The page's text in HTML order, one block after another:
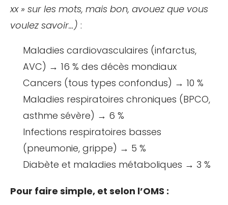
xx » sur les mots, mais bon, avouez que vous
voulez savoir…) :
Maladies cardiovasculaires (infarctus,
AVC) → 16 % des décès mondiaux
Cancers (tous types confondus) → 10 %
Maladies respiratoires chroniques (BPCO,
asthme sévère) → 6 %
Infections respiratoires basses
(pneumonie, grippe) → 5 %
Diabète et maladies métaboliques → 3 %
Pour faire simple, et selon l’OMS :